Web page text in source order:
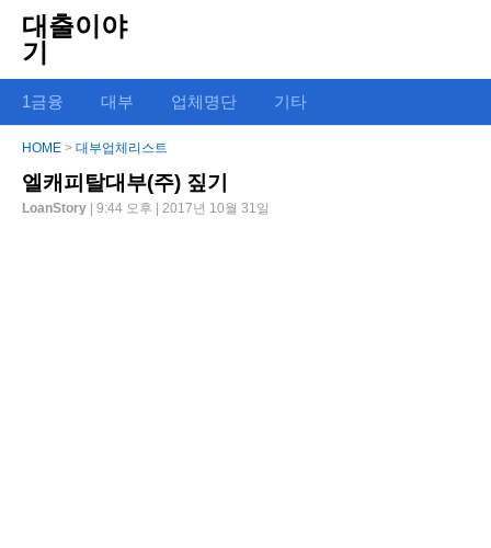
대출이야
기
1금융 대부 업체명단 기타
HOME > 대부업체리스트
엘캐피탈대부(주) 짚기
LoanStory | 9:44 오후 | 2017년 10월 31일